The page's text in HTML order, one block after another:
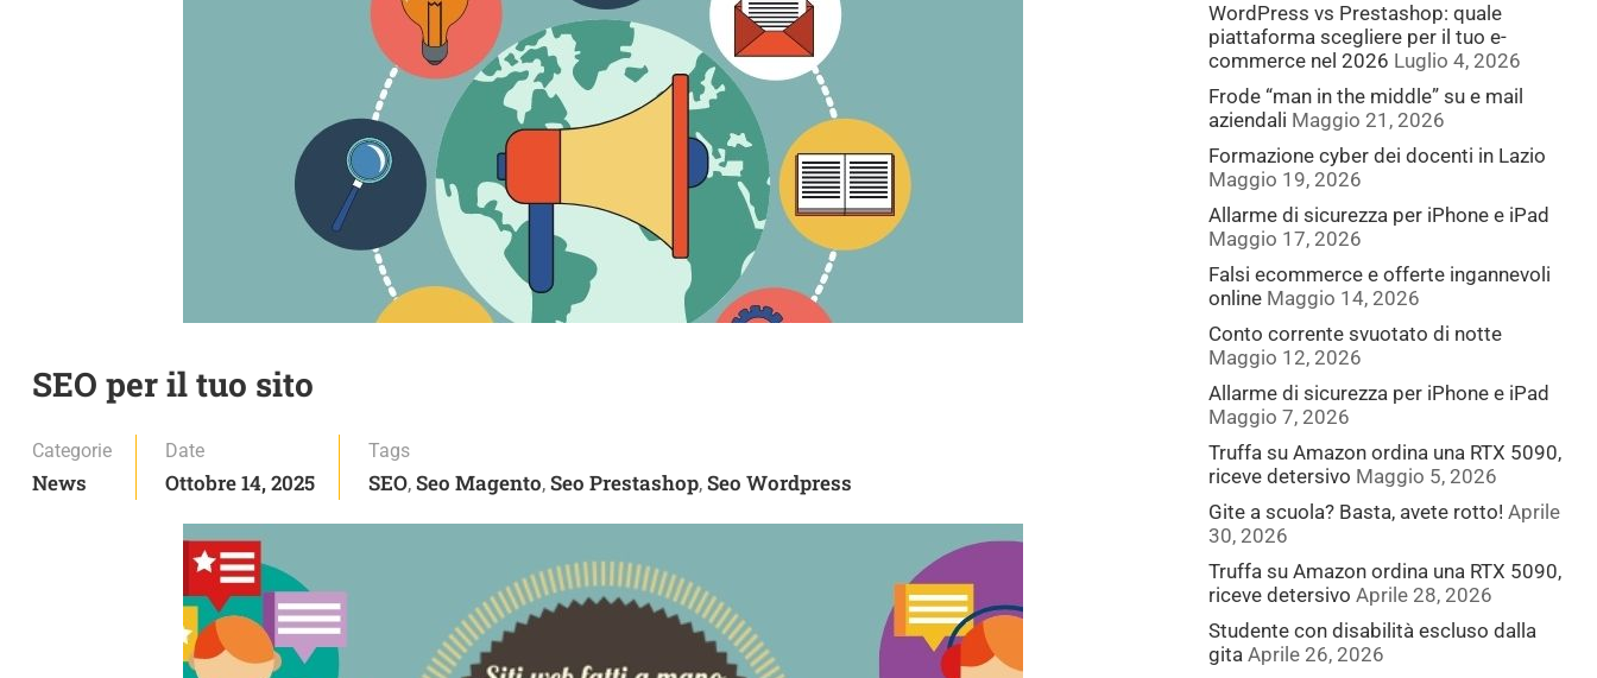
SEO per il tuo sito
Categorie
News
Date
Ottobre 14, 2025
Tags
SEO, Seo Magento, Seo Prestashop, Seo Wordpress
WordPress vs Prestashop: quale
piattaforma scegliere per il tuo e-
commerce nel 2026 Luglio 4, 2026
Frode “man in the middle” su e mail
aziendali Maggio 21, 2026
Formazione cyber dei docenti in Lazio
Maggio 19, 2026
Allarme di sicurezza per iPhone e iPad
Maggio 17, 2026
Falsi ecommerce e offerte ingannevoli
online Maggio 14, 2026
Conto corrente svuotato di notte
Maggio 12, 2026
Allarme di sicurezza per iPhone e iPad
Maggio 7, 2026
Truffa su Amazon ordina una RTX 5090,
riceve detersivo Maggio 5, 2026
Gite a scuola? Basta, avete rotto! Aprile
30, 2026
Truffa su Amazon ordina una RTX 5090,
riceve detersivo Aprile 28, 2026
Studente con disabilità escluso dalla
gita Aprile 26, 2026